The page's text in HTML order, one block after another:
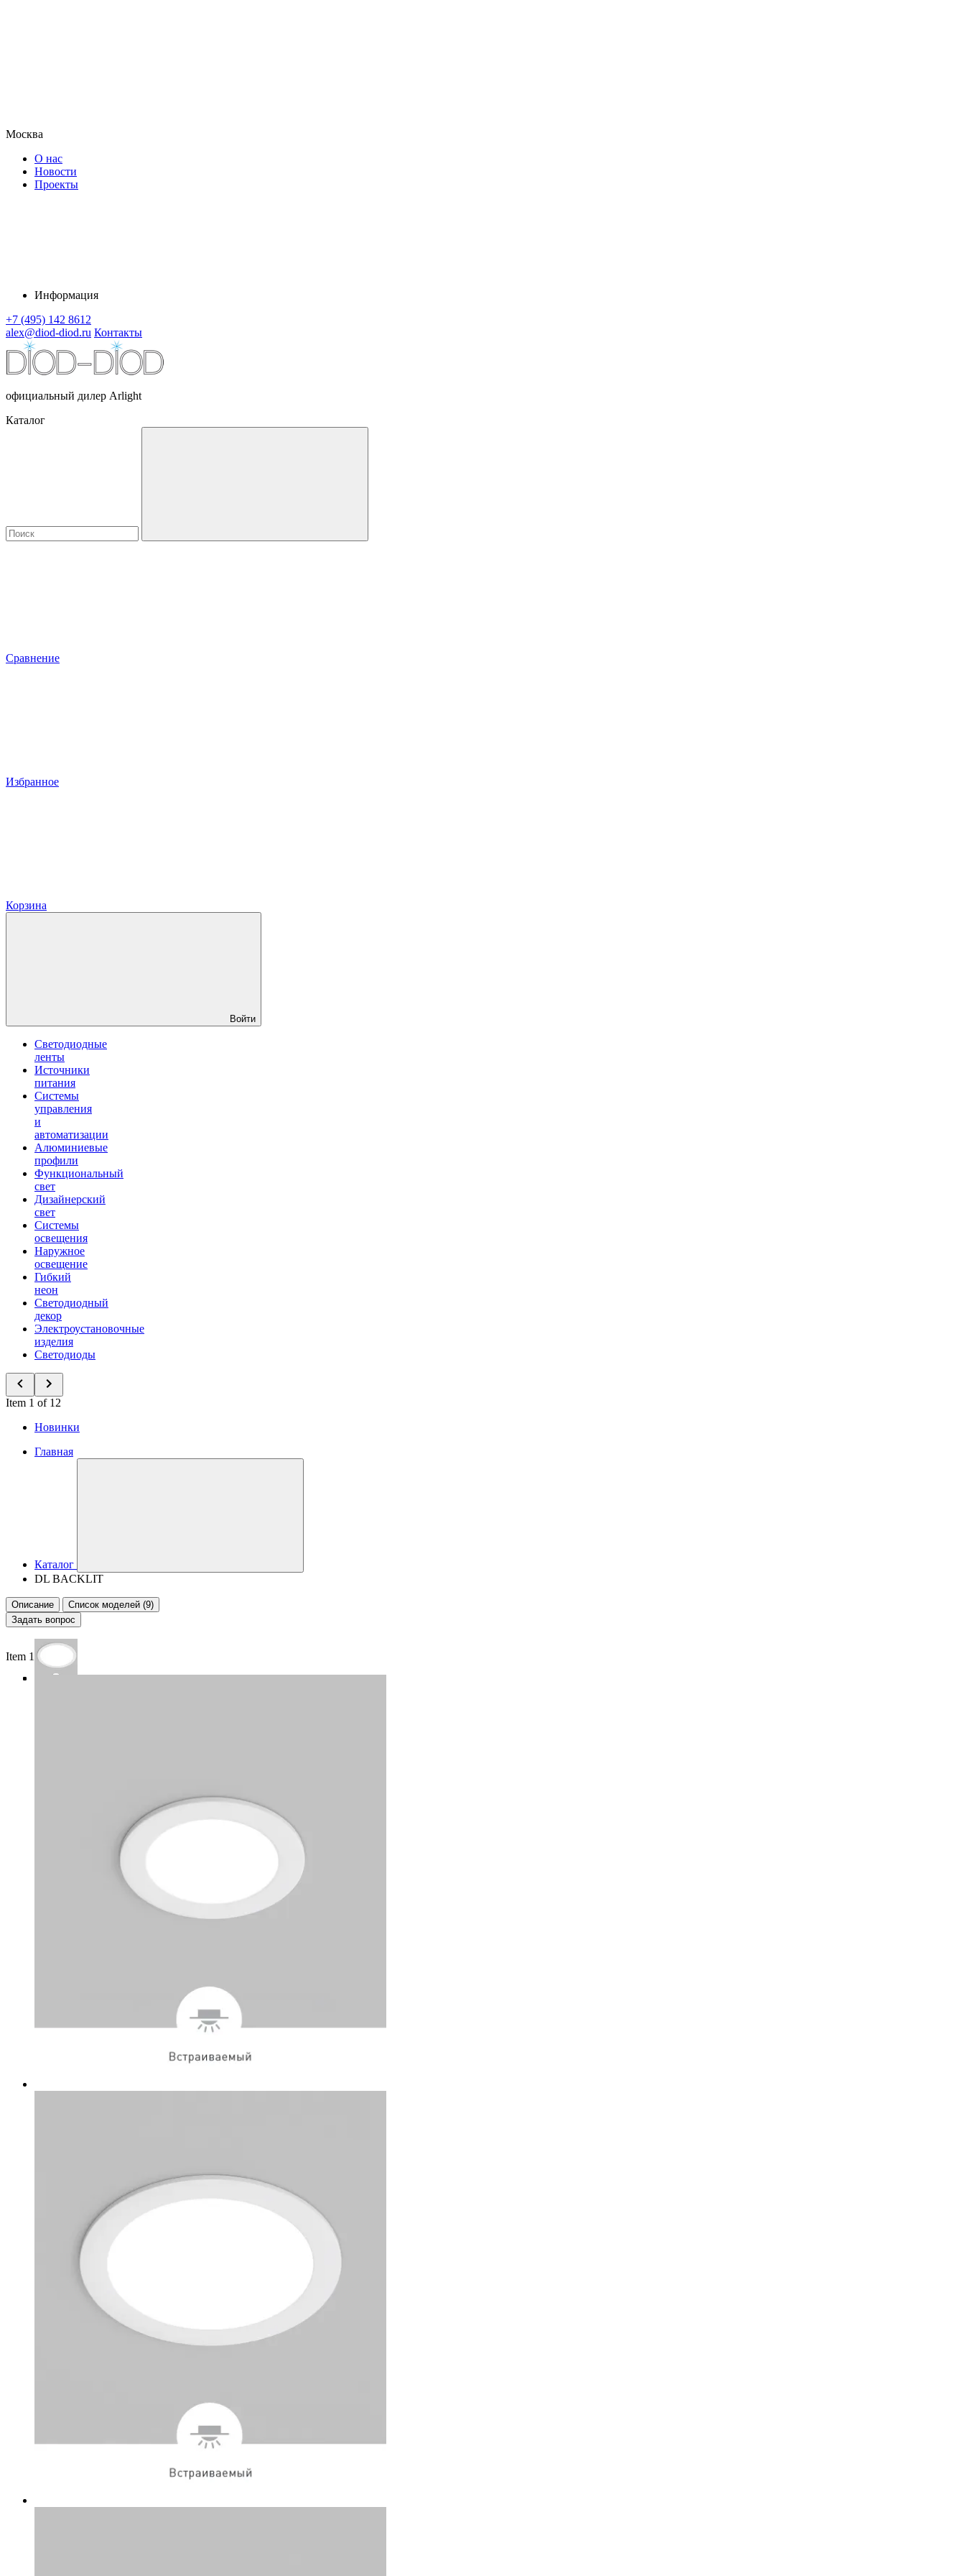
Москва
О нас
Новости
Проекты
Информация
+7 (495) 142 8612
alex@diod-diod.ru Контакты
официальный дилер Arlight
Каталог
Сравнение
Избранное
Корзина
Войти
Светодиодные
ленты
Источники
питания
Системы
управления
и
автоматизации
Алюминиевые
профили
Функциональный
свет
Дизайнерский
свет
Системы
освещения
Наружное
освещение
Гибкий
неон
Светодиодный
декор
Электроустановочные
изделия
Светодиоды
Item 1 of 12
Новинки
Главная
Каталог
DL BACKLIT
Описание
Список моделей (9)
Задать вопрос
Item 1 of 4